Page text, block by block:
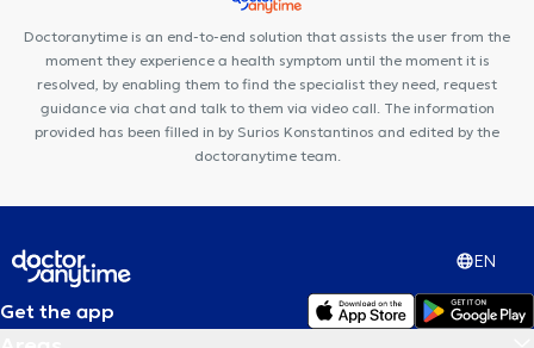
Doctoranytime is an end-to-end solution that assists the user from the
moment they experience a health symptom until the moment it is
resolved, by enabling them to find the specialist they need, request
guidance via chat and talk to them via video call. The information
provided has been filled in by Surios Konstantinos and edited by the
doctoranytime team.
EN
Get the app